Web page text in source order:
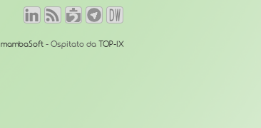
mambaSoft- Ospitato da TOP-IX